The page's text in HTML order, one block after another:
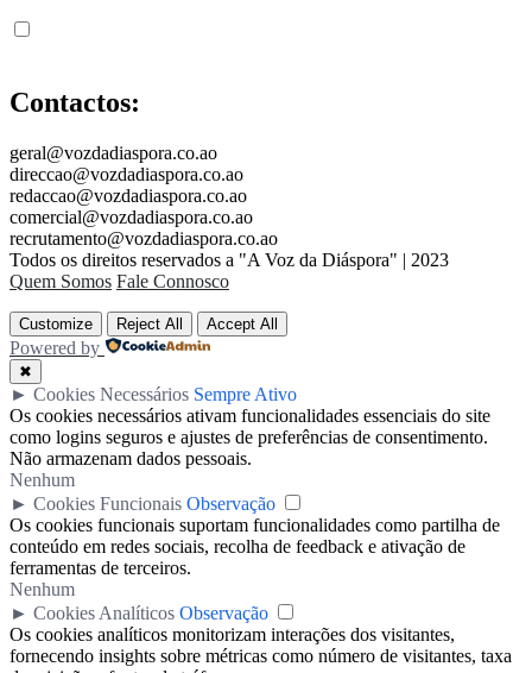
Contactos:
geral@vozdadiaspora.co.ao
direccao@vozdadiaspora.co.ao
redaccao@vozdadiaspora.co.ao
comercial@vozdadiaspora.co.ao
recrutamento@vozdadiaspora.co.ao
Todos os direitos reservados a "A Voz da Diáspora" | 2023
Quem Somos Fale Connosco
Customize Reject All Accept All
Powered by
✖
► Cookies Necessários Sempre Ativo
Os cookies necessários ativam funcionalidades essenciais do site
como logins seguros e ajustes de preferências de consentimento.
Não armazenam dados pessoais.
Nenhum
► Cookies Funcionais Observação
Os cookies funcionais suportam funcionalidades como partilha de
conteúdo em redes sociais, recolha de feedback e ativação de
ferramentas de terceiros.
Nenhum
► Cookies Analíticos Observação
Os cookies analíticos monitorizam interações dos visitantes,
fornecendo insights sobre métricas como número de visitantes, taxa